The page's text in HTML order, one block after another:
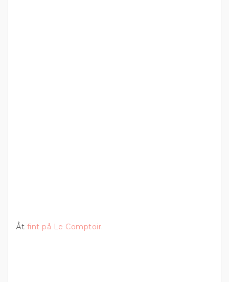
Åt fint på Le Comptoir.